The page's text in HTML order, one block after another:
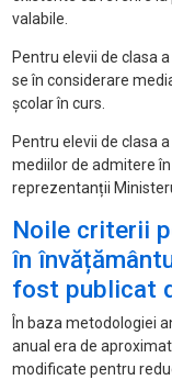
valabile.
Pentru elevii de clasa
se în considerare
școlar în curs.
Pentru elevii de clasa
mediilor de admitere
reprezentanții
Noile criterii
în
fost publicat
În baza metodologiei
anual era de
modificate pentru